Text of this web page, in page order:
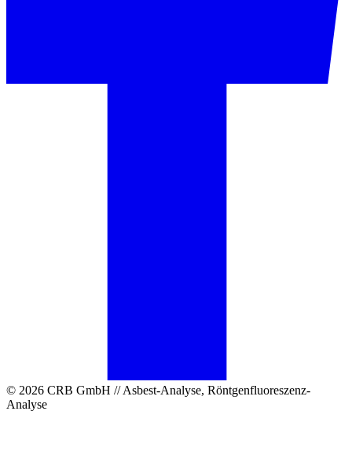
© 2026 CRB GmbH // Asbest-Analyse, Röntgenfluoreszenz-
Analyse